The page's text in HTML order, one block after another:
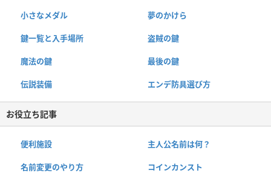
小さなメダル 夢のかけら
鍵一覧と入手場所 盗賊の鍵
魔法の鍵 最後の鍵
伝説装備 エンデ防具選び方
お役立ち記事
便利施設 主人公名前は何？
名前変更のやり方 コインカンスト